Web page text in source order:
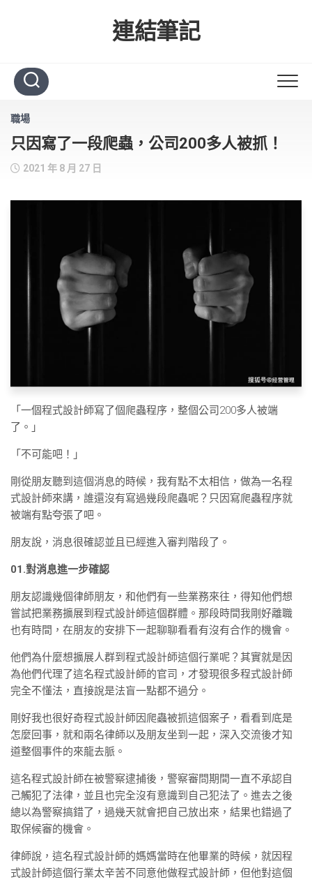
連結筆記
職場
只因寫了一段爬蟲，公司200多人被抓！
2021 年 8 月 27 日
「一個程式設計師寫了個爬蟲程序，整個公司200多人被端
了。」
「不可能吧！」
剛從朋友聽到這個消息的時候，我有點不太相信，做為一名程
式設計師來講，誰還沒有寫過幾段爬蟲呢？只因寫爬蟲程序就
被端有點夸張了吧。
朋友說，消息很確認並且已經進入審判階段了。
01.對消息進一步確認
朋友認識幾個律師朋友，和他們有一些業務來往，得知他們想
嘗試把業務擴展到程式設計師這個群體。那段時間我剛好離職
也有時間，在朋友的安排下一起聊聊看看有沒有合作的機會。
他們為什麼想擴展人群到程式設計師這個行業呢？其實就是因
為他們代理了這名程式設計師的官司，才發現很多程式設計師
完全不懂法，直接說是法盲一點都不過分。
剛好我也很好奇程式設計師因爬蟲被抓這個案子，看看到底是
怎麼回事，就和兩名律師以及朋友坐到一起，深入交流後才知
道整個事件的來龍去脈。
這名程式設計師在被警察逮捕後，警察審問期間一直不承認自
己觸犯了法律，並且也完全沒有意識到自己犯法了。進去之後
總以為警察搞錯了，過幾天就會把自己放出來，結果也錯過了
取保候審的機會。
律師說，這名程式設計師的媽媽當時在他畢業的時候，就因程
式設計師這個行業太辛苦不同意他做程式設計師，但他對這個